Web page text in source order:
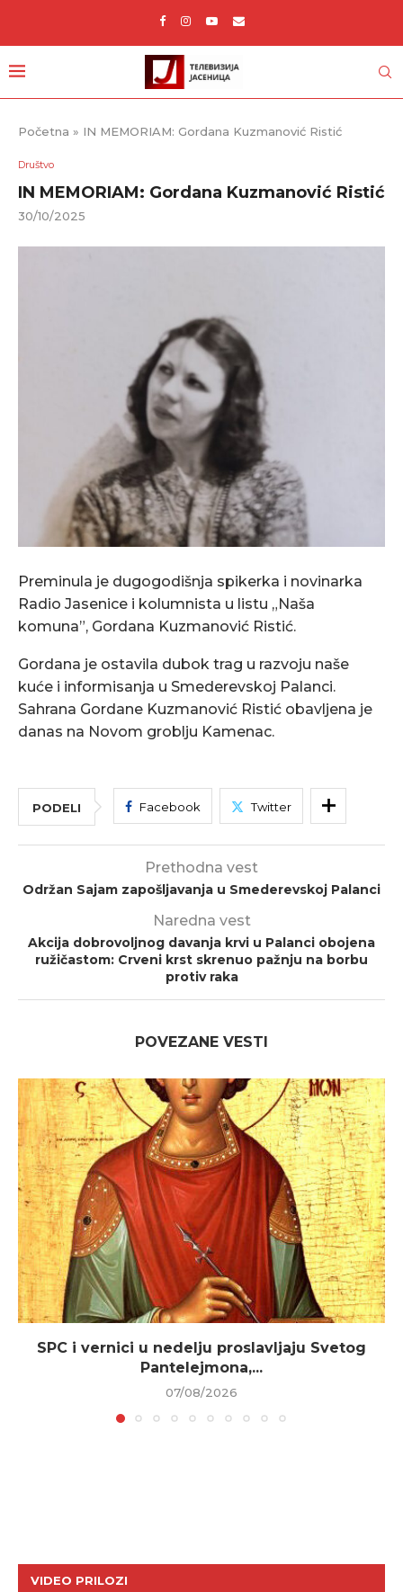
Početna » IN MEMORIAM: Gordana Kuzmanović Ristić
Društvo
IN MEMORIAM: Gordana Kuzmanović Ristić
30/10/2025
Preminula je dugogodišnja spikerka i novinarka
Radio Jasenice i kolumnista u listu „Naša
komuna”, Gordana Kuzmanović Ristić.
Gordana je ostavila dubok trag u razvoju naše
kuće i informisanja u Smederevskoj Palanci.
Sahrana Gordane Kuzmanović Ristić obavljena je
danas na Novom groblju Kamenac.
PODELI Facebook Twitter
Prethodna vest
Održan Sajam zapošljavanja u Smederevskoj Palanci
Naredna vest
Akcija dobrovoljnog davanja krvi u Palanci obojena
ružičastom: Crveni krst skrenuo pažnju na borbu
protiv raka
POVEZANE VESTI
SPC i vernici u nedelju proslavljaju Svetog
Pantelejmona,...
07/08/2026
VIDEO PRILOZI